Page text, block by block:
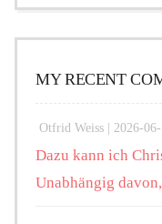
MY RECENT
Otfrid Weiss | 2026-
Dazu kann ich
Unabhängig